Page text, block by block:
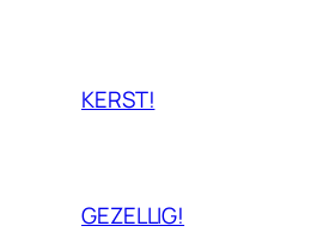
KERST!
GEZELLIG!